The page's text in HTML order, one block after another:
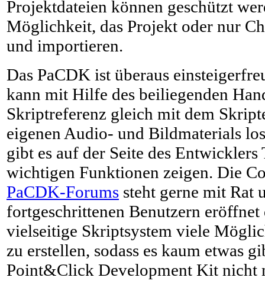
Projektdateien können geschützt
Möglichkeit, das Projekt oder nur
und importieren.
Das PaCDK ist überaus
kann mit Hilfe des beiliegenden
Skriptreferenz gleich mit dem
eigenen Audio- und Bildmaterials
gibt es auf der Seite des
wichtigen Funktionen zeigen. Die
PaCDK-Forums steht gerne mit Rat
fortgeschrittenen Benutzern eröffnet
vielseitige Skriptsystem viele
zu erstellen, sodass es kaum etwas
Point&Click Development Kit nicht